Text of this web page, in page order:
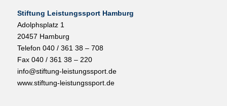
Stiftung Leistungssport Hamburg
Adolphsplatz 1
20457 Hamburg
Telefon 040 / 361 38 – 708
Fax 040 / 361 38 – 220
info@stiftung-leistungssport.de
www.stiftung-leistungssport.de